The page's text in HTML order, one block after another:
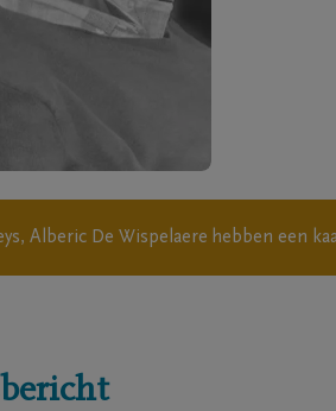
Alberic De Wispelaere hebben een